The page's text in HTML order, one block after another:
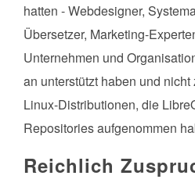
hatten - Webdesigner,
Übersetzer, Marketing-
Unternehmen und
an unterstützt haben und
Linux-Distributionen, die
Repositories aufgenommen
Reichlich